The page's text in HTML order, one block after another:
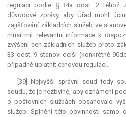
regulaci podle § 34a odst. 2 téhož
důvodové zprávy, aby Úřad mohl
zajišťování základních služeb ve
musí mít relevantníinformace k
zvýšení cen základních služeb proto
33 odst. 9 stanoví delší (konkrétně
případně uplatnit cenovou regulaci.
[39] Nejvyšší správní soud tedy
soudu, že je nezbytné, aby oznámení
o poštovních službách obsahovalo
služeb. Splnění této povinnosti samo